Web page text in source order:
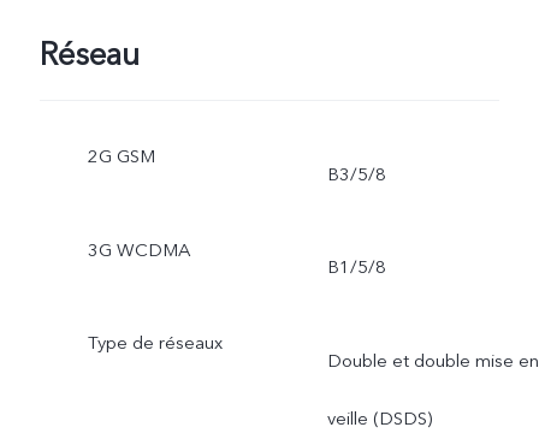
Réseau
2G GSM
B3/5/8
3G WCDMA
B1/5/8
Type de réseaux
Double et double mise en
veille (DSDS)